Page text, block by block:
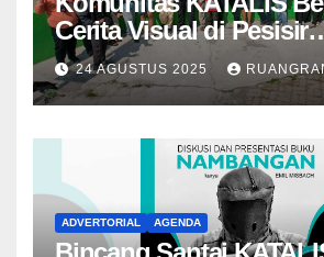
Cerita Visual di Pesisir
Nambangan
24 AGUSTUS 2025
ADVERTORIAL AGENDA